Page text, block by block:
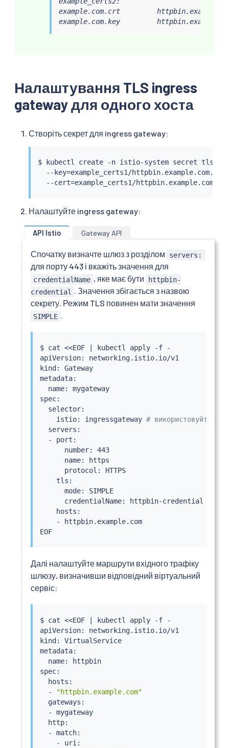
example.com.crt
example.com.key
Налаштування TLS ingress
gateway для одного хоста
Створіть секрет для ingress gateway:
$ kubectl create -n istio-system secret tls
  --key
=example_certs1/
  --cert
=
Налаштуйте ingress gateway:
API Istio Gateway API
Спочатку визначте шлюз з розділом servers:
для порту 443 і вкажіть значення для
credentialName , яке має бути
httpbin-
credential . Значення збігається з назвою
секрету. Режим TLS повинен мати значення
SIMPLE .
$ cat <<EOF kubectl
apply -f -
apiVersion: networking.istio.io/v1
kind: Gateway
metadata:
  name: mygateway
spec:
  selector:
    istio: ingressgateway
# використовуйте
  servers:
  - port:
      number: 443
      name: https
      protocol: HTTPS
    tls:
      mode: SIMPLE
      credentialName: httpbin-credential
    hosts:
    - httpbin.example.com
EOF
Далі налаштуйте маршрути вхідного трафіку
шлюзу, визначивши відповідний віртуальний
сервіс:
$ cat <<EOF kubectl
apply -f -
apiVersion: networking.istio.io/v1
kind: VirtualService
metadata:
  name: httpbin
spec:
  hosts:
  -
"httpbin.example.com"
  gateways:
  - mygateway
  http:
  - match:
    - uri: